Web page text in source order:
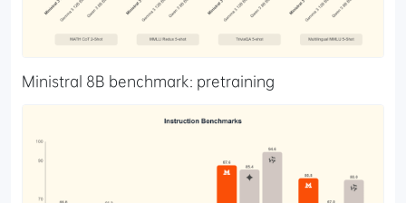
Ministral 8B benchmark: pretraining